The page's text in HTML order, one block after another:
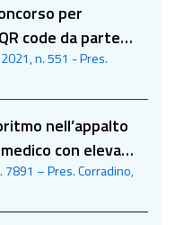
per
code da parte
n. 551 - Pres.
nell’appalto
con elevato
7891 – Pres. Corradino,